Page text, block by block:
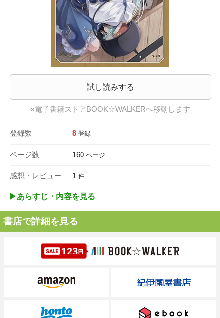
試し読みする
※電子書籍ストアBOOK☆WALKERへ移動します
登録数 8 登録
ページ数 160 ページ
感想・レビュー 1 件
▶︎あらすじ・内容を見る
書店で詳細を見る